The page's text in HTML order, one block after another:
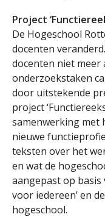
Project
De Hogeschool
docenten
docenten niet
onderzoekstaken
door uitstekende
project
samenwerking met
nieuwe
teksten over het
en wat de
aangepast op basis
voor iedereen’ en
hogeschool.